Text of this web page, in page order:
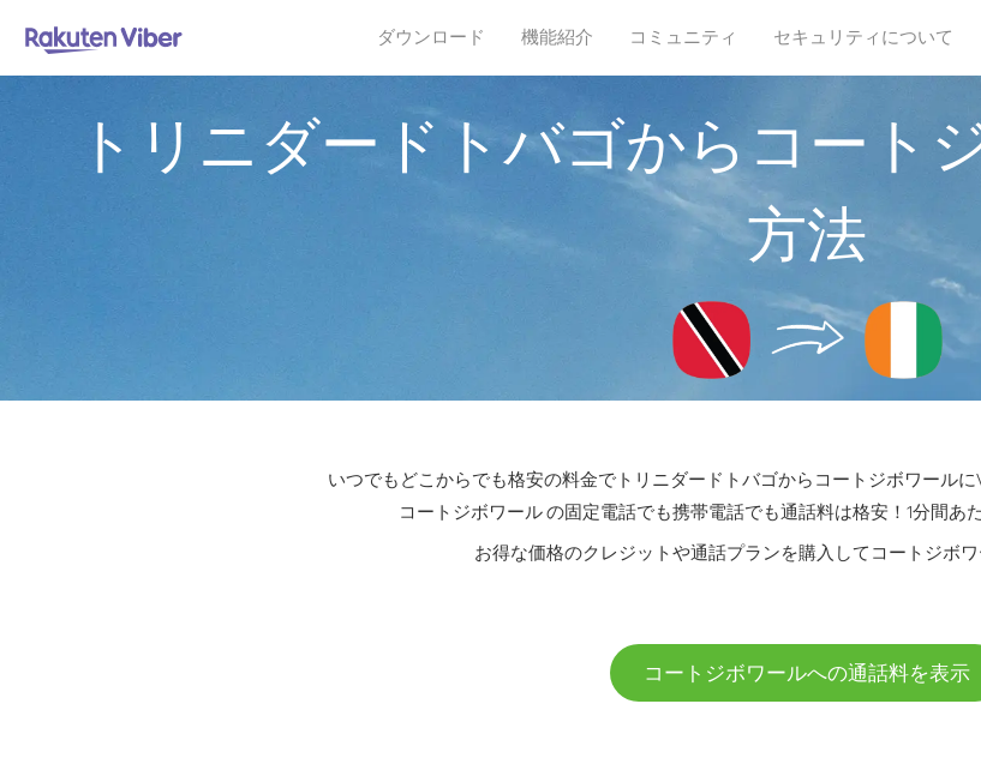
ダウンロード 機能紹介 コミュニティ セキュリティについて
トリニダードトバゴからコート
方法
いつでもどこからでも格安の料金でトリニダードトバゴからコートジボワールに
コートジボワール の固定電話でも携帯電話でも通話料は格安！1分間あ
お得な価格のクレジットや通話プランを購入してコートジボワ
コートジボワールへの通話料を表示